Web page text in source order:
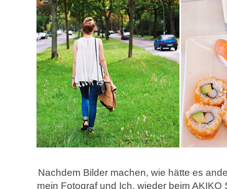
Nachdem Bilder machen, wie hätte es
mein Fotograf und Ich, wieder beim